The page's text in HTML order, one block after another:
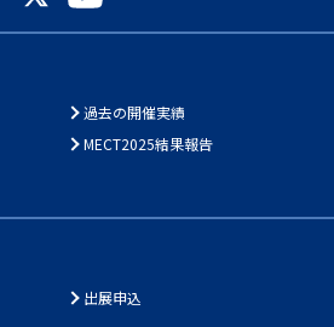
過去の開催実績
MECT2025結果報告
出展申込